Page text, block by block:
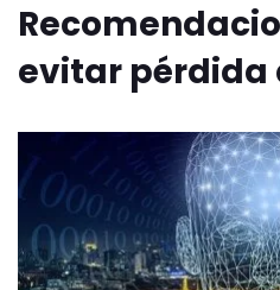
evitar pérdida